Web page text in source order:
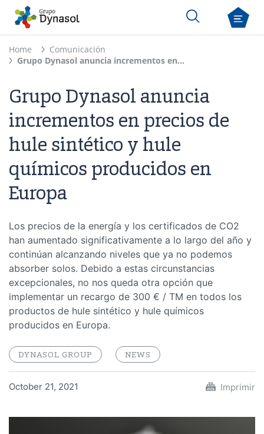
Home
Comunicación
Grupo Dynasol anuncia incrementos en precios de hule sintético y hule químicos producidos en Europa
Grupo Dynasol anuncia
incrementos en precios de
hule sintético y hule
químicos producidos en
Europa
Los precios de la energía y los certificados de CO2
han aumentado significativamente a lo largo del año y
continúan alcanzando niveles que ya no podemos
absorber solos. Debido a estas circunstancias
excepcionales, no nos queda otra opción que
implementar un recargo de 300 € / TM en todos los
productos de hule sintético y hule químicos
producidos en Europa.
DYNASOL GROUP NEWS
October 21, 2021 Imprimir